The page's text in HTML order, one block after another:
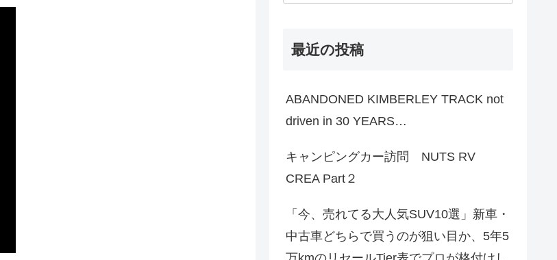
最近の投稿
ABANDONED KIMBERLEY TRACK not
driven in 30 YEARS…
キャンピングカー訪問 NUTS RV
CREA Part２
「今、売れてる大人気SUV10選」新車・
中古車どちらで買うのが狙い目か、5年5